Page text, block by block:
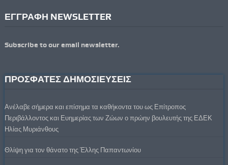
ΕΓΓΡΑΦΗ NEWSLETTER
Subscribe to our email newsletter.
ΠΡΟΣΦΑΤΕΣ ΔΗΜΟΣΙΕΥΣΕΙΣ
Ανέλαβε σήμερα και επίσημα τα καθήκοντα του ως Επίτροπος
Περιβάλλοντος και Ευημερίας των Ζώων ο πρώην βουλευτής της ΕΔΕΚ
Ηλίας Μυριάνθους
Θλίψη για τον θάνατο της Έλλης Παπαντωνίου